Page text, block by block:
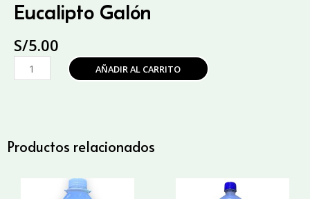
Eucalipto Galón
S/5.00
Ambientador
Esencia
cantidad
AÑADIR AL CARRITO
Productos relacionados